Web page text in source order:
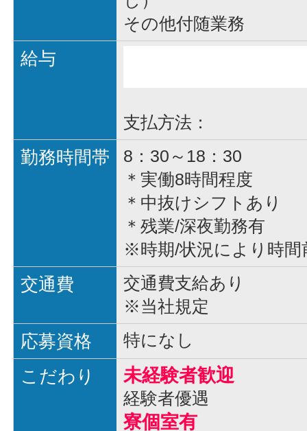
その他付随業務
給与
支払方法：
勤務時間帯
8：30～18：30
＊実働8時間程度
＊中抜けシフトあり
＊残業/深夜勤務有
※時期/状況により時間
交通費
交通費支給あり
※当社規定
応募資格 特になし
こだわり 未経験者歓迎
経験者優遇
寮個室有